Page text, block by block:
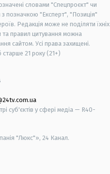
словами "Спецпроєкт" чи
позначкою "Експерт", "Позиція"
Редакція може не поділяти їхніх
правил цитування можна
сайтом. Усі права захищені.
старше 21 року (21+)
суб'єктів у сфері медіа — R40-
"Люкс"», 24 Канал.